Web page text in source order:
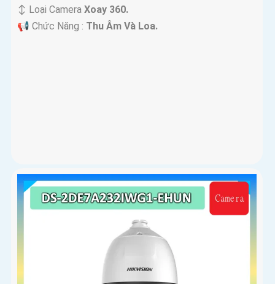
↕️ Loại Camera Xoay 360.
️📢 Chức Năng : Thu Âm Và Loa.